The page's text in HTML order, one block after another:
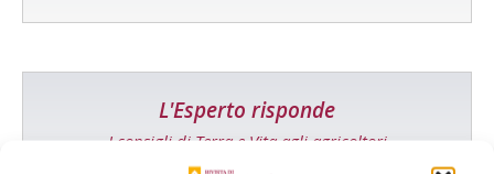
L'Esperto risponde
I consigli di Terra e Vita agli agricoltori